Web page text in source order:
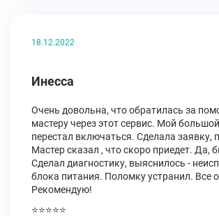
18.12.2022
Инесса
Очень довольна, что обратилась за
мастеру через этот сервис. Мой
перестал включаться. Сделала заявку,
Мастер сказал , что скоро приедет. Да,
Сделал диагностику, выяснилось -
блока питания. Поломку устранил. Все
Рекомендую!
⭐⭐⭐⭐⭐